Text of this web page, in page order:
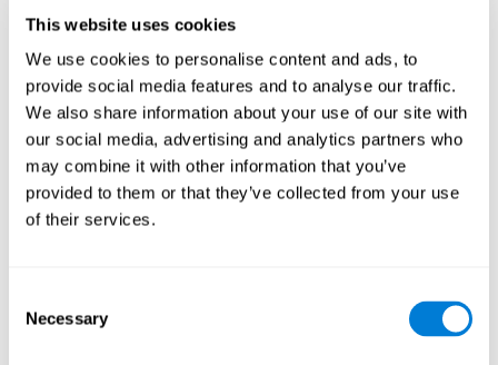
This website uses cookies
We use cookies to personalise content and ads, to
provide social media features and to analyse our traffic.
We also share information about your use of our site with
our social media, advertising and analytics partners who
may combine it with other information that you’ve
provided to them or that they’ve collected from your use
of their services.
Selection
Necessary
cognitives pour optimiser leurs performances. Cela les aide à se
fixer des objectifs de plus en plus complexes qui nécessiteront
une plus grande dextérité des capacités cognitives impliquées,
contribuant à les stimuler.
Comment le jeu d'esprit « Mini mots
croisés » améliore-t-il mes capacités
cognitives ?
Jouer à « Mini mots croisés » stimule un modèle d'activation
neuronale spécifique. La répétition et l'entraînement constants de
« Mini mots croisés » aide à exercer la dénomination, la
perception spatiale et la mémoire de travail. La stimulation